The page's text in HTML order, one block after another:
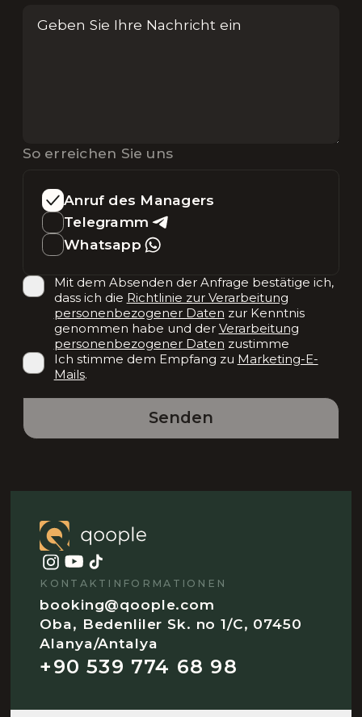
So erreichen Sie uns
Anruf des Managers
Telegramm
Whatsapp
Mit dem Absenden der Anfrage bestätige ich,
dass ich die Richtlinie zur Verarbeitung
personenbezogener Daten zur Kenntnis
genommen habe und der Verarbeitung
personenbezogener Daten zustimme
Ich stimme dem Empfang zu Marketing-E-
Mails.
Senden
KONTAKTINFORMATIONEN
booking@qoople.com
Oba, Bedenliler Sk. no 1/C, 07450
Alanya/Antalya
+90 539 774 68 98